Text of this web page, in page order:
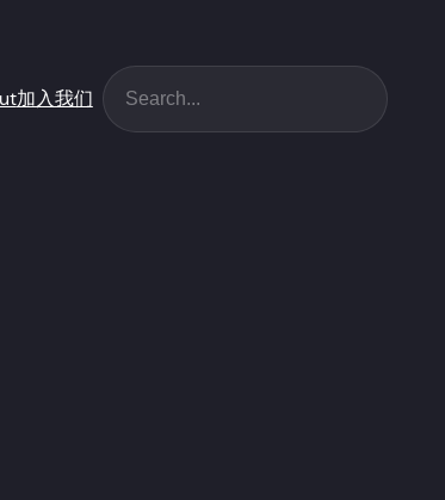
加入我们
搜索